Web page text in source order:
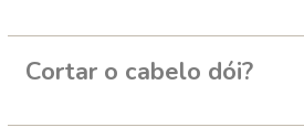
Cortar o cabelo dói?